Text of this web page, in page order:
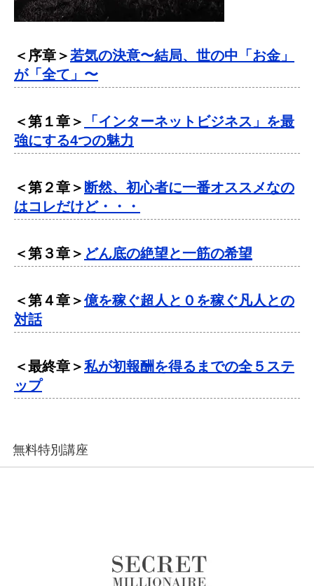
＜序章＞若気の決意〜結局、世の中「お金」
が「全て」〜
＜第１章＞
「インターネットビジネス」を最
強にする4つの魅力
＜第２章＞ 断然、初心者に一番オススメなの
はコレだけど・・・
＜第３章＞ どん底の絶望と一筋の希望
＜第４章＞億を稼ぐ超人と０を稼ぐ凡人との
対話
＜最終章＞私が初報酬を得るまでの全５ステ
ップ
無料特別講座